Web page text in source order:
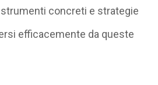
strumenti concreti e strategie
efficacemente da queste